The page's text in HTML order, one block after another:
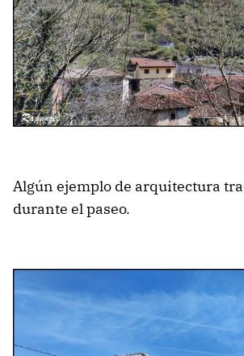
Algún ejemplo de arquitectura
durante el paseo.